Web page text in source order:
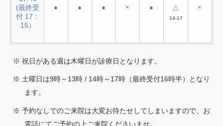
(最終受
付 17：
15）
● ● ● × ● △
14-17
×
祝日がある週は木曜日が診療日となります。
土曜日は9時～13時 / 14時～17時（最終受付16時半）となり
ます。
予約なしでのご来院は大変お待たせしてしまいますので、お
電話にてご予約の上ご来院くださいませ。